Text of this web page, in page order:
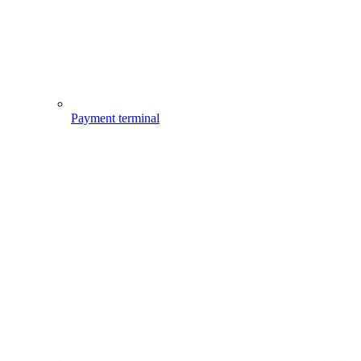
Payment terminal